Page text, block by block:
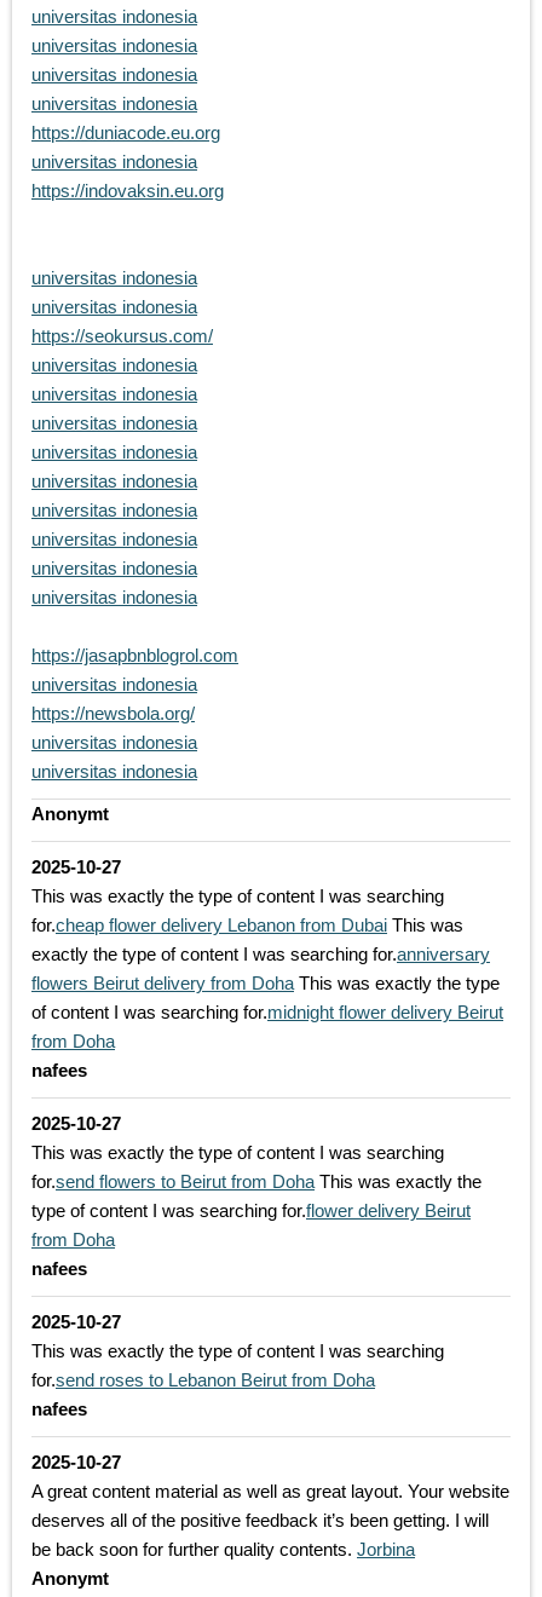
universitas indonesia
universitas indonesia
universitas indonesia
universitas indonesia
https://duniacode.eu.org
universitas indonesia
https://indovaksin.eu.org
universitas indonesia
universitas indonesia
https://seokursus.com/
universitas indonesia
universitas indonesia
universitas indonesia
universitas indonesia
universitas indonesia
universitas indonesia
universitas indonesia
universitas indonesia
universitas indonesia
https://jasapbnblogrol.com
universitas indonesia
https://newsbola.org/
universitas indonesia
universitas indonesia
Anonymt
2025-10-27
This was exactly the type of content I was searching
for.cheap flower delivery Lebanon from Dubai This was
exactly the type of content I was searching for.anniversary
flowers Beirut delivery from Doha This was exactly the type
of content I was searching for.midnight flower delivery Beirut
from Doha
nafees
2025-10-27
This was exactly the type of content I was searching
for.send flowers to Beirut from Doha This was exactly the
type of content I was searching for.flower delivery Beirut
from Doha
nafees
2025-10-27
This was exactly the type of content I was searching
for.send roses to Lebanon Beirut from Doha
nafees
2025-10-27
A great content material as well as great layout. Your website
deserves all of the positive feedback it’s been getting. I will
be back soon for further quality contents. Jorbina
Anonymt